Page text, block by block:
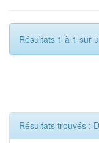
Résultats 1 à 1 sur
Résultats trouvés :